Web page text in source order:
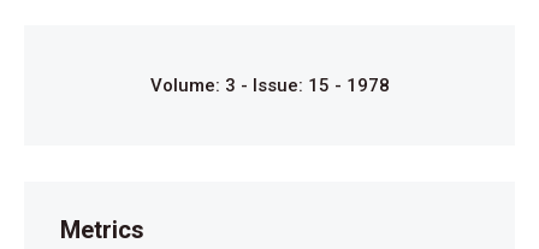
Volume: 3 - Issue: 15 - 1978
Metrics